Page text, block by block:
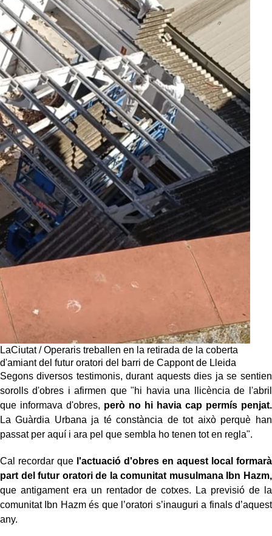
LaCiutat / Operaris treballen en la retirada de la coberta
d'amiant del futur oratori del barri de Cappont de Lleida
Segons diversos testimonis, durant aquests dies ja se sentien
sorolls d'obres i afirmen que "hi havia una llicència de l'abril
que informava d'obres, però no hi havia cap permís penjat.
La Guàrdia Urbana ja té constància de tot això perquè han
passat per aquí i ara pel que sembla ho tenen tot en regla".
Cal recordar que l'actuació d'obres en aquest local formarà
part del futur oratori de la comunitat musulmana Ibn Hazm,
que antigament era un rentador de cotxes. La previsió de la
comunitat Ibn Hazm és que l’oratori s’inauguri a finals d’aquest
any.